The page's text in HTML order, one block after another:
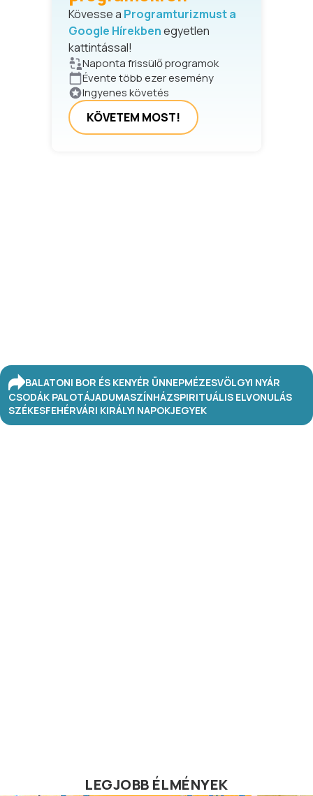
Kövesse a Programturizmust a
Google Hírekbenegyetlen
kattintással!
Naponta frissülő programok
Évente több ezer esemény
Ingyenes követés
KÖVETEM MOST!
BALATONI BOR ÉS KENYÉR ÜNNEPMÉZESVÖLGYI NYÁR
CSODÁK PALOTÁJADUMASZÍNHÁZSPIRITUÁLIS ELVONULÁS
SZÉKESFEHÉRVÁRI KIRÁLYI NAPOKJEGYEK
LEGJOBB ÉLMÉNYEK